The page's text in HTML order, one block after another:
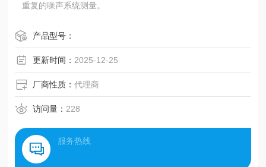
重复的噪声系统测量。
产品型号：
更新时间： 2025-12-25
厂商性质：代理商
访问量： 228
服务热线